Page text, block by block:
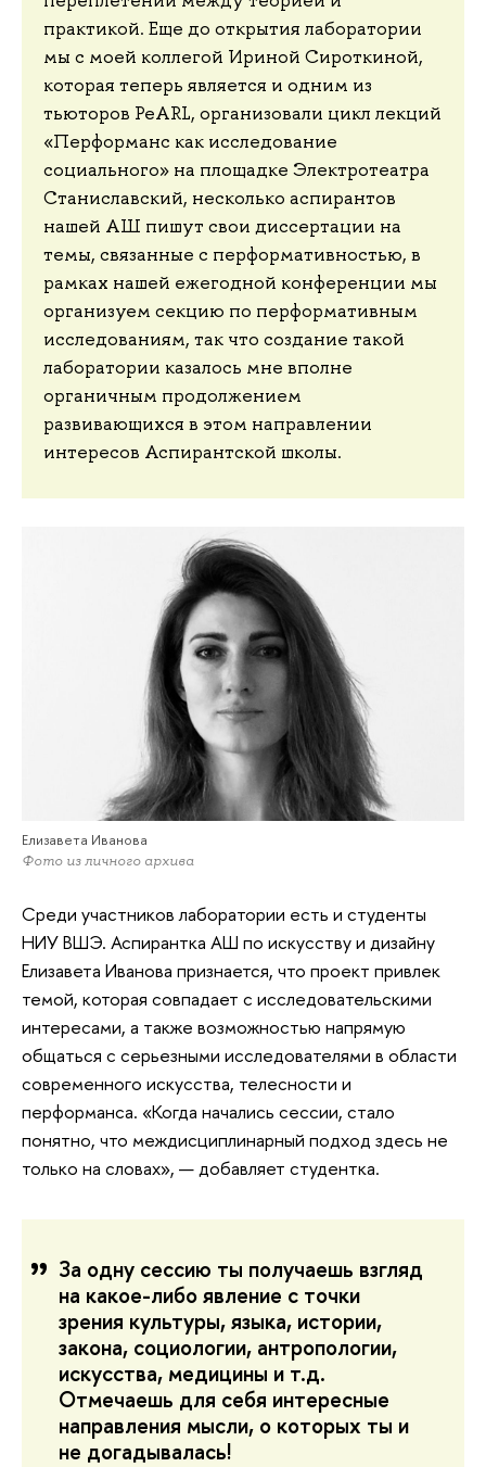
практикой. Еще до открытия лаборатории
мы с моей коллегой Ириной Сироткиной,
которая теперь является и одним из
тьюторов PeARL, организовали цикл лекций
«Перформанс как исследование
социального» на площадке Электротеатра
Станиславский, несколько аспирантов
нашей АШ пишут свои диссертации на
темы, связанные с перформативностью, в
рамках нашей ежегодной конференции мы
организуем секцию по перформативным
исследованиям, так что создание такой
лаборатории казалось мне вполне
органичным продолжением
развивающихся в этом направлении
интересов Аспирантской школы.
Елизавета Иванова
Фото из личного архива
Среди участников лаборатории есть и студенты
НИУ ВШЭ. Аспирантка АШ по искусству и дизайну
Елизавета Иванова признается, что проект привлек
темой, которая совпадает с исследовательскими
интересами, а также возможностью напрямую
общаться с серьезными исследователями в области
современного искусства, телесности и
перформанса. «Когда начались сессии, стало
понятно, что междисциплинарный подход здесь не
только на словах», — добавляет студентка.
За одну сессию ты получаешь взгляд
на какое-либо явление с точки
зрения культуры, языка, истории,
закона, социологии, антропологии,
искусства, медицины и т.д.
Отмечаешь для себя интересные
направления мысли, о которых ты и
не догадывалась!